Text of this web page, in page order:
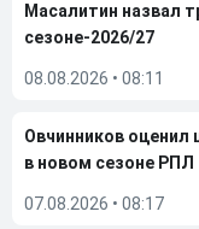
Масалитин назвал
сезоне-2026/27
08.08.2026 • 08:11
Овчинников оценил
в новом сезоне РПЛ
07.08.2026 • 08:17